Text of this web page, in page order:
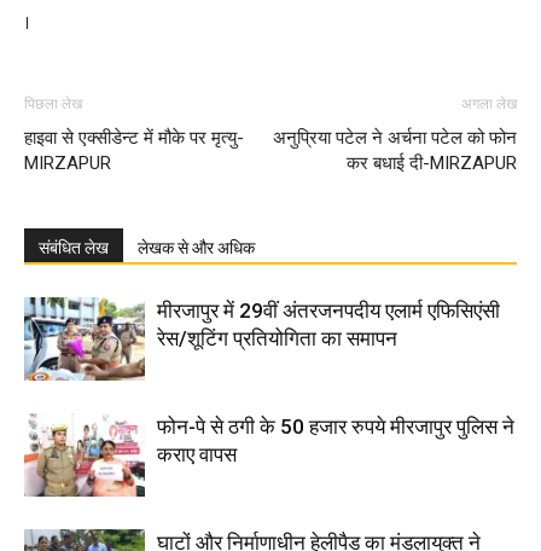
।
पिछला लेख
हाइवा से एक्सीडेन्ट में मौके पर मृत्यु-
MIRZAPUR
अगला लेख
अनुप्रिया पटेल ने अर्चना पटेल को फोन
कर बधाई दी-MIRZAPUR
संबंधित लेख लेखक से और अधिक
मीरजापुर में 29वीं अंतरजनपदीय एलार्म एफिसिएंसी
रेस/शूटिंग प्रतियोगिता का समापन
फोन-पे से ठगी के 50 हजार रुपये मीरजापुर पुलिस ने
कराए वापस
घाटों और निर्माणाधीन हेलीपैड का मंडलायुक्त ने